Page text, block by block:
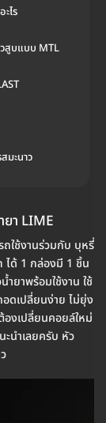
ไร
วสูบแบบ MTL
มะนาว
ยา LIME
ถใช้งานร่วมกับ บุหรี่
ด้ 1 กล่องมี 1 ชิ้น
ยาพร้อมใช้งาน ใช้
ดเปลี่ยนง่าย ไม่ยุ่ง
องเปลี่ยนคอยล์ใหม่
ะนำเลยครับ หัว